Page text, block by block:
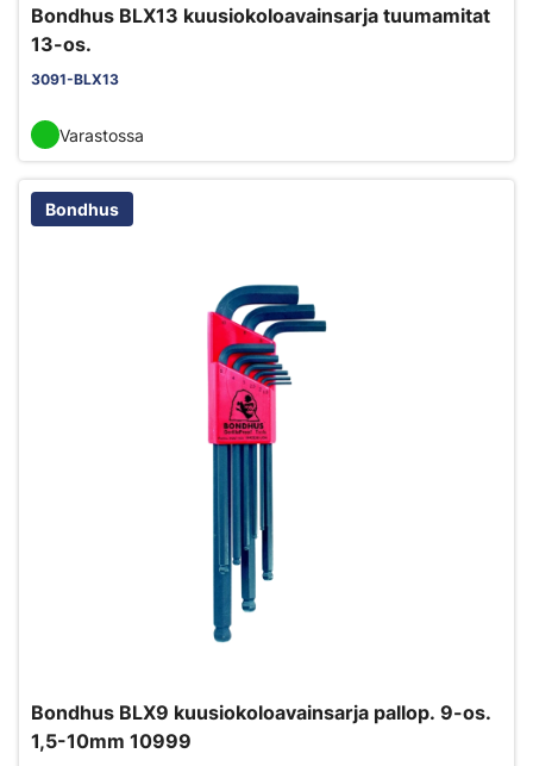
Bondhus BLX13 kuusiokoloavainsarja tuumamitat
13-os.
3091-BLX13
Varastossa
Bondhus
Bondhus BLX9 kuusiokoloavainsarja pallop. 9-os.
1,5-10mm 10999